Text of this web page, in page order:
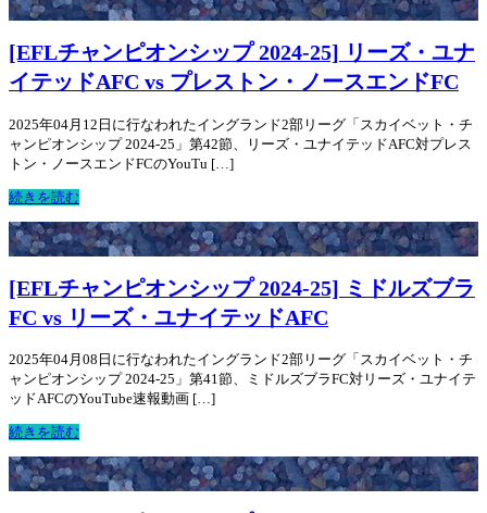
[EFLチャンピオンシップ 2024-25] リーズ・ユナ
イテッドAFC vs プレストン・ノースエンドFC
2025年04月12日に行なわれたイングランド2部リーグ「スカイベット・チ
ャンピオンシップ 2024-25」第42節、リーズ・ユナイテッドAFC対プレス
トン・ノースエンドFCのYouTu […]
続きを読む
[EFLチャンピオンシップ 2024-25] ミドルズブラ
FC vs リーズ・ユナイテッドAFC
2025年04月08日に行なわれたイングランド2部リーグ「スカイベット・チ
ャンピオンシップ 2024-25」第41節、ミドルズブラFC対リーズ・ユナイテ
ッドAFCのYouTube速報動画 […]
続きを読む